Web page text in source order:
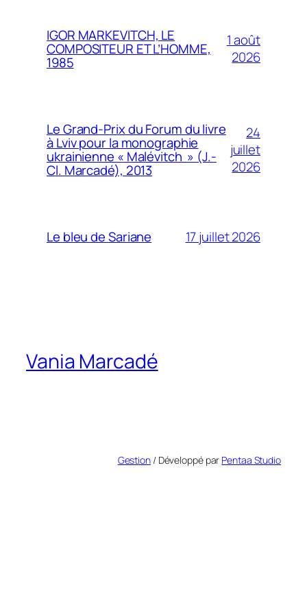
IGOR MARKEVITCH, LE
COMPOSITEUR ET L’HOMME,
1985
1 août
2026
Le Grand-Prix du Forum du livre
à Lviv pour la monographie
ukrainienne « Malévitch » (J.-
Cl. Marcadé), 2013
24
juillet
2026
Le bleu de Sariane 17 juillet 2026
Vania Marcadé
Gestion/ Développé par Pentaa Studio